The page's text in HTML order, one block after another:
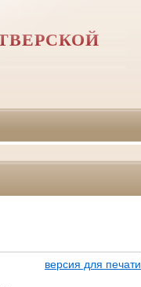
версия для печати